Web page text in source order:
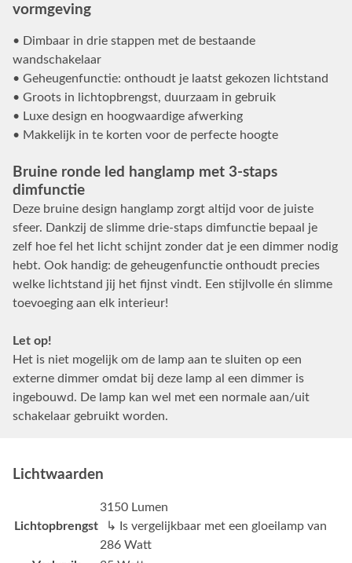
vormgeving
• Dimbaar in drie stappen met de bestaande
wandschakelaar
• Geheugenfunctie: onthoudt je laatst gekozen lichtstand
• Groots in lichtopbrengst, duurzaam in gebruik
• Luxe design en hoogwaardige afwerking
• Makkelijk in te korten voor de perfecte hoogte
Bruine ronde led hanglamp met 3-staps
dimfunctie
Deze bruine design hanglamp zorgt altijd voor de juiste
sfeer. Dankzij de slimme drie-staps dimfunctie bepaal je
zelf hoe fel het licht schijnt zonder dat je een dimmer nodig
hebt. Ook handig: de geheugenfunctie onthoudt precies
welke lichtstand jij het fijnst vindt. Een stijlvolle én slimme
toevoeging aan elk interieur!
Let op!
Het is niet mogelijk om de lamp aan te sluiten op een
externe dimmer omdat bij deze lamp al een dimmer is
ingebouwd. De lamp kan wel met een normale aan/uit
schakelaar gebruikt worden.
Lichtwaarden
Lichtopbrengst
3150 Lumen
↳ Is vergelijkbaar met een gloeilamp van
286 Watt